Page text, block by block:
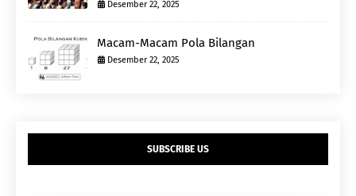
Desember 22, 2025
Macam-Macam Pola Bilangan
Desember 22, 2025
SUBSCRIBE US